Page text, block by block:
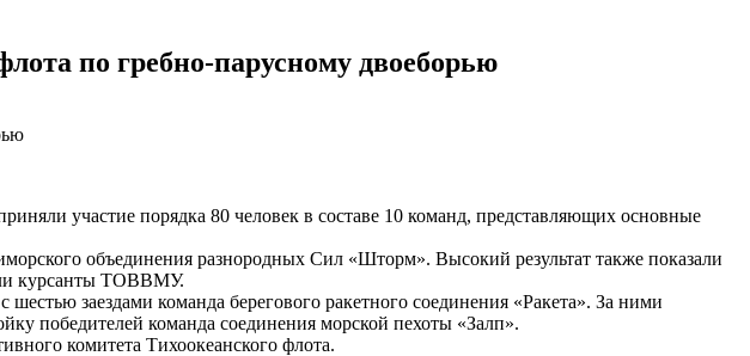
по гребно-парусному двоеборью
участие порядка 80 человек в составе 10 команд, представляющих основные
объединения разнородных Сил «Шторм». Высокий результат также показали
курсанты ТОВВМУ.
заездами команда берегового ракетного соединения «Ракета». За ними
победителей команда соединения морской пехоты «Залп».
комитета Тихоокеанского флота.